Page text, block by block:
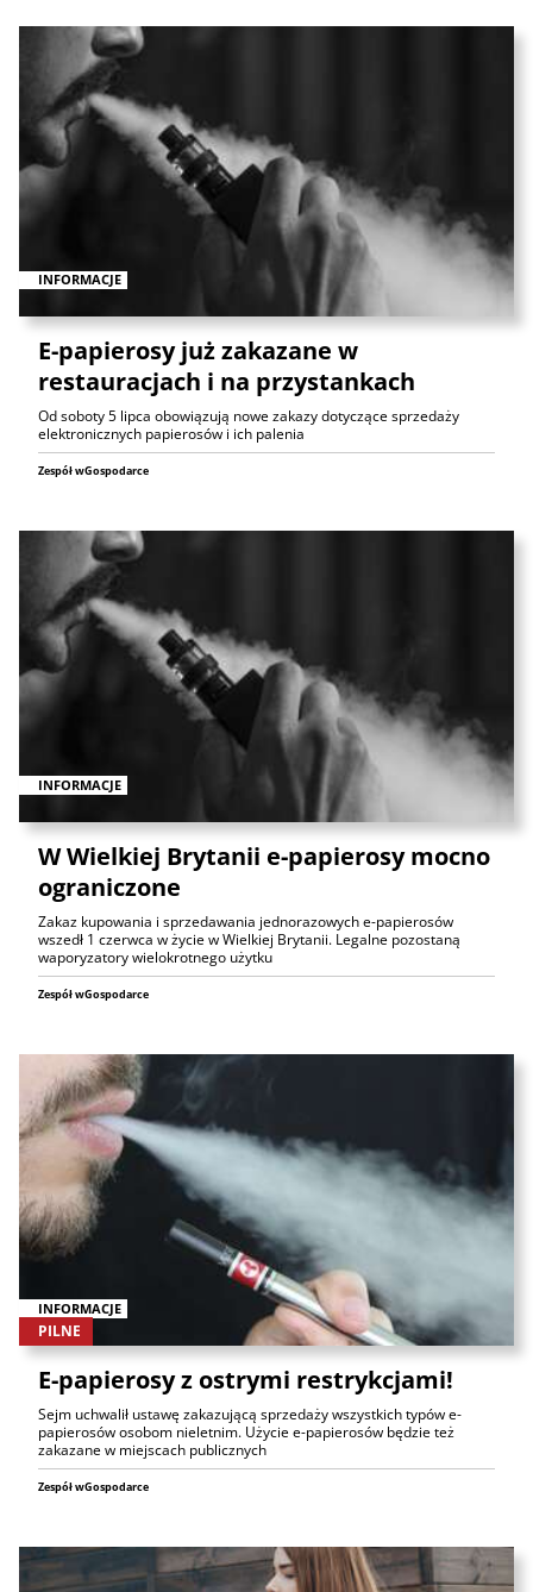
INFORMACJE
E-papierosy już zakazane w
restauracjach i na przystankach
Od soboty 5 lipca obowiązują nowe zakazy dotyczące sprzedaży
elektronicznych papierosów i ich palenia
Zespół wGospodarce
INFORMACJE
W Wielkiej Brytanii e-papierosy mocno
ograniczone
Zakaz kupowania i sprzedawania jednorazowych e-papierosów
wszedł 1 czerwca w życie w Wielkiej Brytanii. Legalne pozostaną
waporyzatory wielokrotnego użytku
Zespół wGospodarce
INFORMACJE
PILNE
E-papierosy z ostrymi restrykcjami!
Sejm uchwalił ustawę zakazującą sprzedaży wszystkich typów e-
papierosów osobom nieletnim. Użycie e-papierosów będzie też
zakazane w miejscach publicznych
Zespół wGospodarce